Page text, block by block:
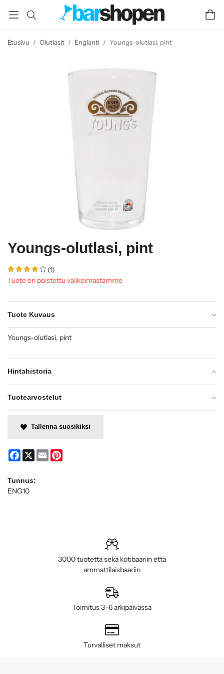
Etusivu / Olutlasit / Englanti / Youngs-olutlasi, pint
Youngs-olutlasi, pint
(1)
Tuote on poistettu valikoimastamme
Tuote Kuvaus
Hintahistoria
Tuotearvostelut
Youngs-olutlasi, pint
Tallenna suosikiksi
Facebook
X Email
Tunnus:
ENG10
3000 tuotetta sekä kotibaariin että
ammattilaisbaariin
Toimitus 3–6 arkipäivässä
Turvalliset maksut